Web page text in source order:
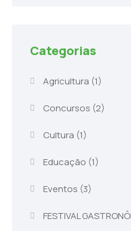
Categorias
Agricultura (1)
Concursos (2)
Cultura (1)
Educação (1)
Eventos (3)
FESTIVAL